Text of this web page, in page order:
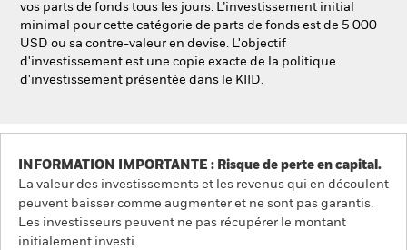
vos parts de fonds tous les jours. L’investissement initial
minimal pour cette catégorie de parts de fonds est de 5 000
USD ou sa contre-valeur en devise. L'objectif
d'investissement est une copie exacte de la politique
d'investissement présentée dans le KIID.
INFORMATION IMPORTANTE : Risque de perte en capital.
La valeur des investissements et les revenus qui en découlent
peuvent baisser comme augmenter et ne sont pas garantis.
Les investisseurs peuvent ne pas récupérer le montant
initialement investi.